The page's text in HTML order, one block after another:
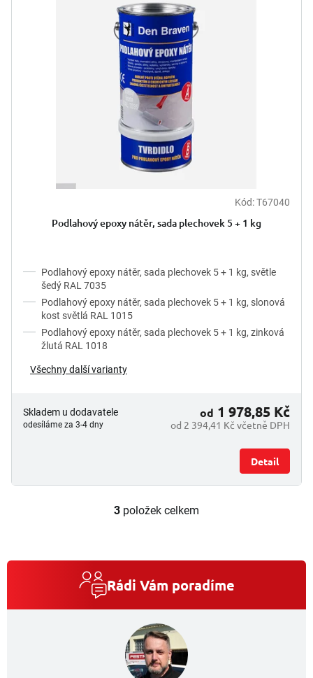
Kód:T67040
Podlahový epoxy nátěr, sada plechovek 5 + 1 kg
Podlahový epoxy nátěr, sada plechovek 5 + 1 kg, světle
šedý RAL 7035
Podlahový epoxy nátěr, sada plechovek 5 + 1 kg, slonová
kost světlá RAL 1015
Podlahový epoxy nátěr, sada plechovek 5 + 1 kg, zinková
žlutá RAL 1018
Všechny další varianty
Skladem u dodavatele
odesíláme za 3-4 dny od 2 394,41 Kč včetně DPH
od 1 978,85 Kč
Detail
O
a
í
p
r
v
k
3 položek celkem
Rádi Vám poradíme